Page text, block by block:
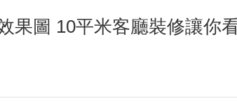
果圖 10平米客廳裝修讓你